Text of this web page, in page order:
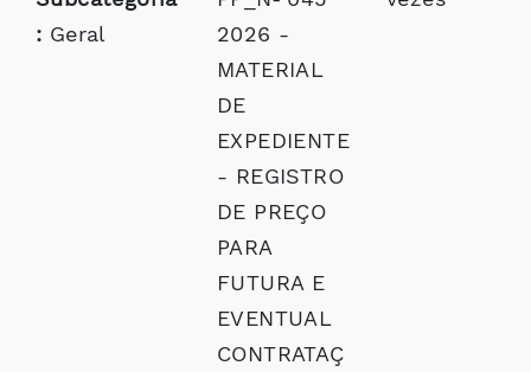
: Geral
2026 -
MATERIAL
DE
EXPEDIENTE
- REGISTRO
DE PREÇO
PARA
FUTURA E
EVENTUAL
CONTRATAÇ